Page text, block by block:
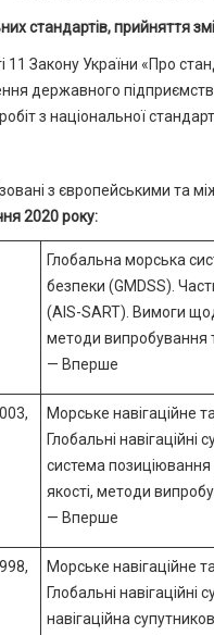
стандартів, прийняття
11 Закону України «Про
державного
з національної
з європейськими та
2020 року:
Глобальна морська
безпеки (GMDSS).
(AIS-SART). Вимоги
методи випробування
— Вперше
Морське навігаційне
Глобальні
система
якості, методи
— Вперше
Морське навігаційне
Глобальні
навігаційна